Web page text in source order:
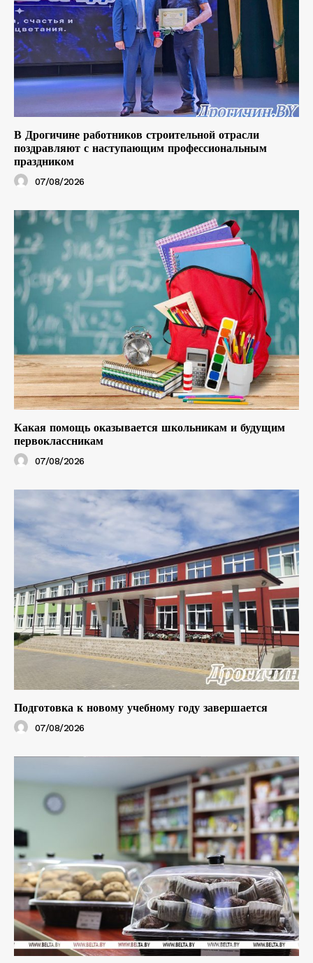
В Дрогичине работников строительной отрасли
поздравляют с наступающим профессиональным
праздником
07/08/2026
Какая помощь оказывается школьникам и будущим
первоклассникам
07/08/2026
Подготовка к новому учебному году завершается
07/08/2026